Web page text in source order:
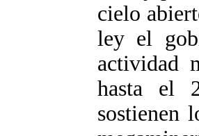
cielo
ley el
actividad
hasta el
sostienen